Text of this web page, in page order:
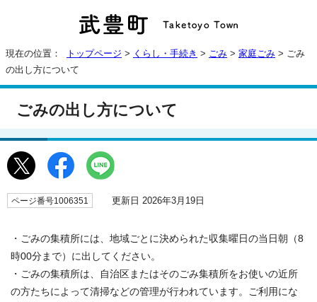
現在の位置： トップページ > くらし・手続き > ごみ > 家庭ごみ > ごみ
の出し方について
ごみの出し方について
ページ番号1006351 更新日 2026年3月19日
・ごみの集積所には、地域ごとに決められた収集曜日の当日朝（8
時00分まで）に出してください。
・ごみの集積所は、自治区またはそのごみ集積所をお使いの近所
の方たちによって清掃などの管理が行われています。ご利用にな